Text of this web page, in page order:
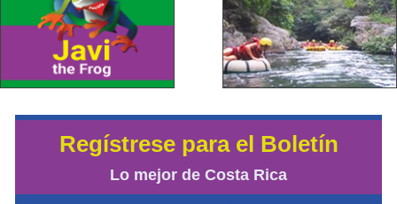
Regístrese para el Boletín
Lo mejor de Costa Rica